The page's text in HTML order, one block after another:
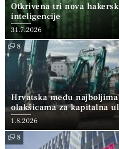
Otkrivena tri nova
inteligencije
31.7.2026
8
Hrvatska među
olakšicama za kapitalna
1.8.2026
8